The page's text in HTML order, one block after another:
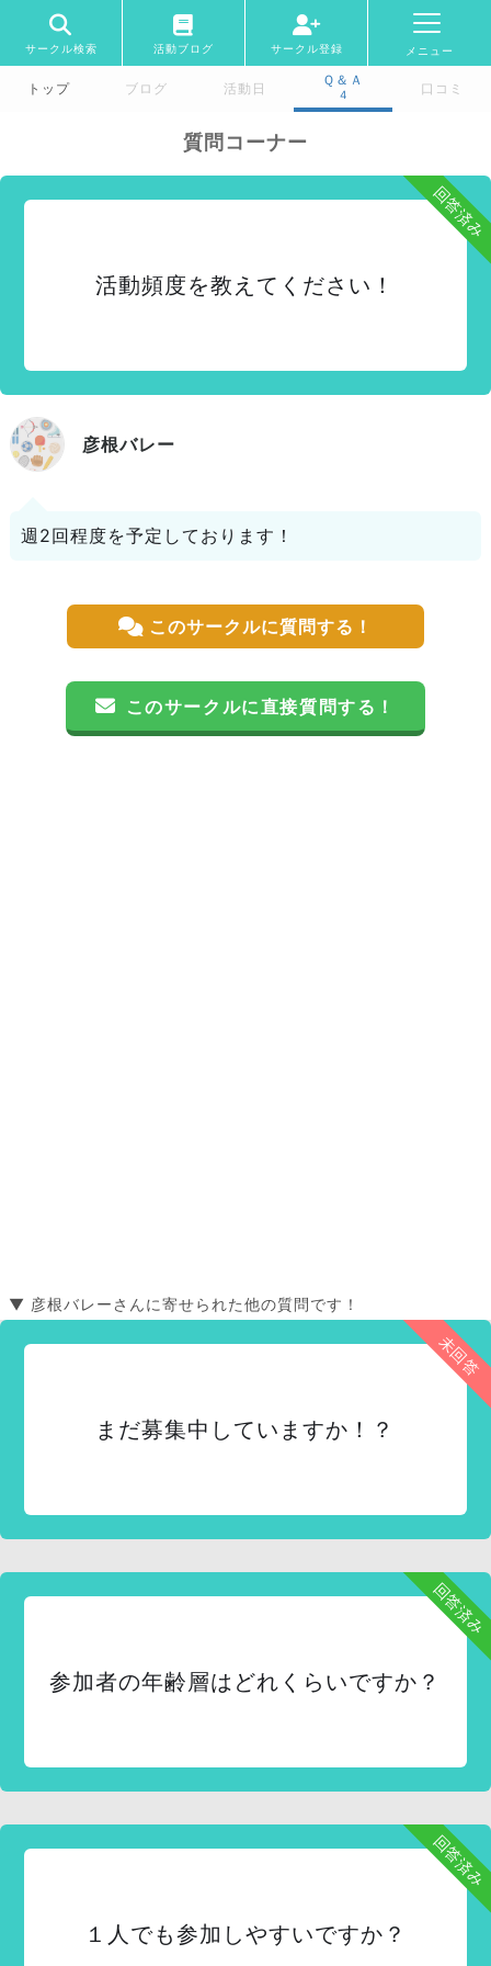
サークル検索 活動ブログ サークル登録 メニュー
トップ ブログ 活動日
Ｑ＆Ａ
4 口コミ
質問コーナー
回答済み
活動頻度を教えてください！
彦根バレー
週2回程度を予定しております！
このサークルに質問する！
このサークルに直接質問する！
▼ 彦根バレーさんに寄せられた他の質問です！
未回答
まだ募集中していますか！？
回答済み
参加者の年齢層はどれくらいですか？
回答済み
１人でも参加しやすいですか？